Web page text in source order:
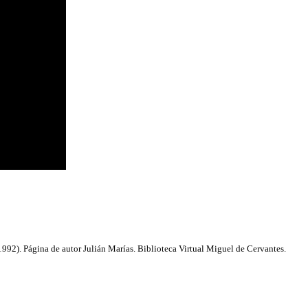
Página de autor Julián Marías. Biblioteca Virtual Miguel de Cervantes.